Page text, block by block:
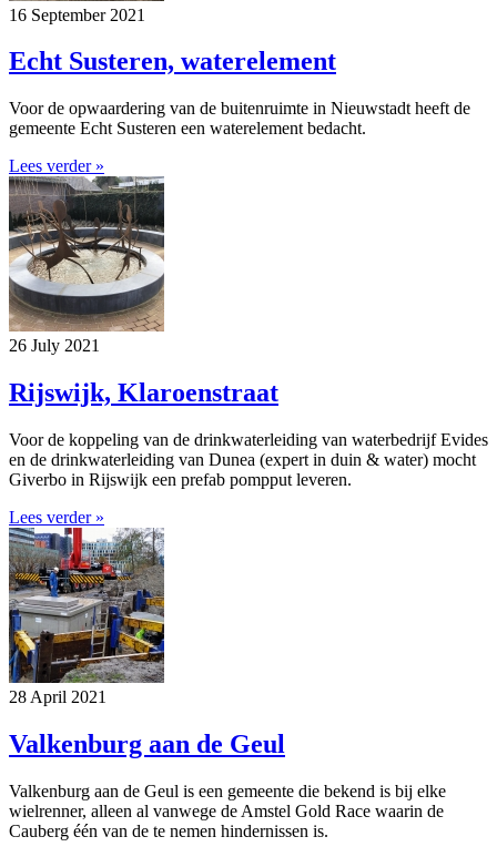
16 September 2021
Echt Susteren, waterelement
Voor de opwaardering van de buitenruimte in Nieuwstadt heeft de
gemeente Echt Susteren een waterelement bedacht.
Lees verder »
26 July 2021
Rijswijk, Klaroenstraat
Voor de koppeling van de drinkwaterleiding van waterbedrijf Evides
en de drinkwaterleiding van Dunea (expert in duin & water) mocht
Giverbo in Rijswijk een prefab pompput leveren.
Lees verder »
28 April 2021
Valkenburg aan de Geul
Valkenburg aan de Geul is een gemeente die bekend is bij elke
wielrenner, alleen al vanwege de Amstel Gold Race waarin de
Cauberg één van de te nemen hindernissen is.